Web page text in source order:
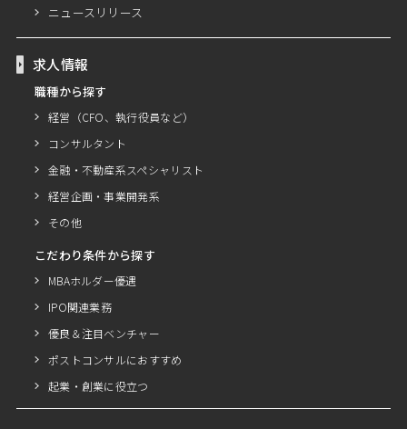
ニュースリリース
求人情報
職種から探す
経営（CFO、執行役員など）
コンサルタント
金融・不動産系スペシャリスト
経営企画・事業開発系
その他
こだわり条件から探す
MBAホルダー優遇
IPO関連業務
優良＆注目ベンチャー
ポストコンサルにおすすめ
起業・創業に役立つ